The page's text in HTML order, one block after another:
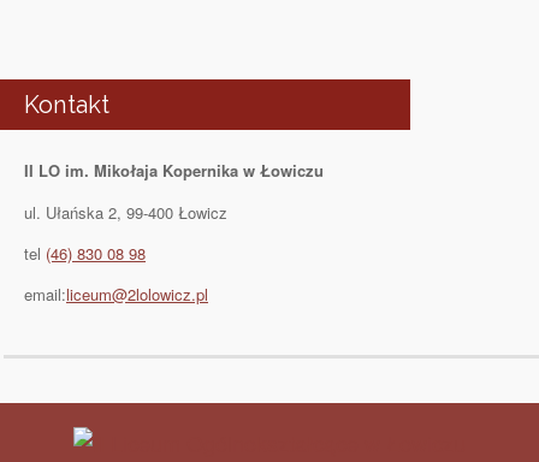
Kontakt
II LO im. Mikołaja Kopernika w Łowiczu
ul. Ułańska 2, 99-400 Łowicz
tel (46) 830 08 98
email:liceum@2lolowicz.pl